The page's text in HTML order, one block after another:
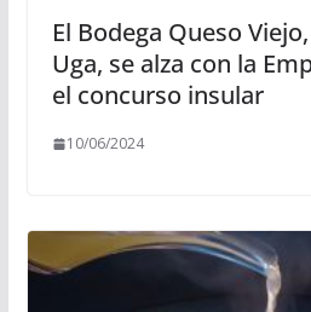
El Bodega Queso
Uga, se alza con la
el concurso insular
10/06/2024